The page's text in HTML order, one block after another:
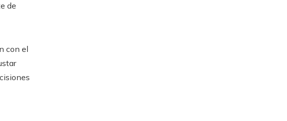
de
con el